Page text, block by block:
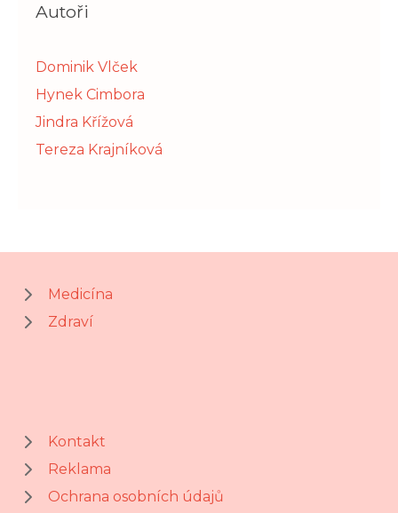
Autoři
Dominik Vlček
Hynek Cimbora
Jindra Křížová
Tereza Krajníková
Medicína
Zdraví
Kontakt
Reklama
Ochrana osobních údajů